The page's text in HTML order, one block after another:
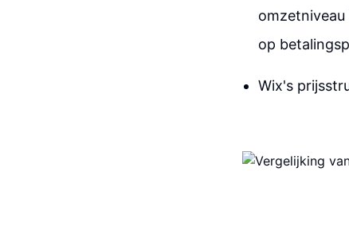
op
Wix's